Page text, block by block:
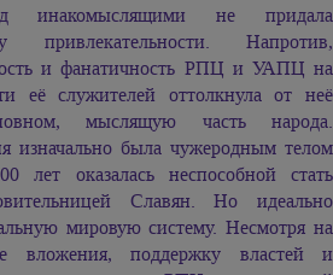
инакомыслящими не придала
привлекательности. Напротив,
и фанатичность РПЦ и УАПЦ на
её служителей оттолкнула от неё
мыслящую часть народа.
изначально была чужеродным телом
лет оказалась неспособной стать
Славян. Но идеально
мировую систему. Несмотря на
вложения, поддержку властей и